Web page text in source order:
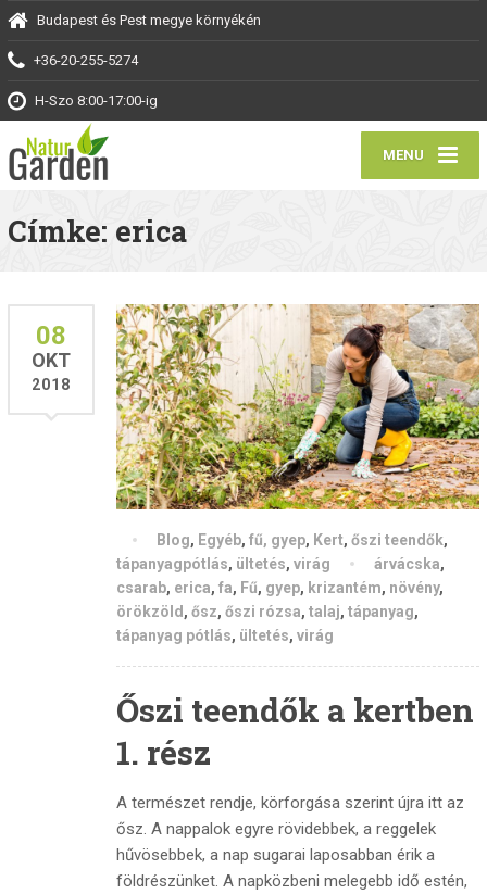
Budapest és Pest megye környékén
+36-20-255-5274
H-Szo 8:00-17:00-ig
MENU
Címke: erica
08
OKT
2018
Blog, Egyéb, fű, gyep, Kert, őszi teendők,
tápanyagpótlás, ültetés, virág árvácska,
csarab, erica, fa, Fű, gyep, krizantém, növény,
örökzöld , ősz, őszi rózsa, talaj, tápanyag,
tápanyag pótlás, ültetés, virág
Őszi teendők a kertben
1. rész
A természet rendje, körforgása szerint újra itt az
ősz. A nappalok egyre rövidebbek, a reggelek
hűvösebbek, a nap sugarai laposabban érik a
földrészünket. A napközbeni melegebb idő estén,